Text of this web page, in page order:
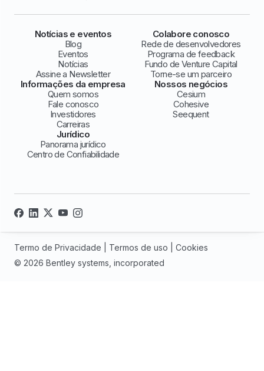
Notícias e eventos
Blog
Eventos
Notícias
Assine a Newsletter
Colabore conosco
Rede de desenvolvedores
Programa de feedback
Fundo de Venture Capital
Torne-se um parceiro
Informações da empresa
Quem somos
Fale conosco
Investidores
Carreiras
Nossos negócios
Cesium
Cohesive
Seequent
Jurídico
Panorama jurídico
Centro de Confiabilidade
© 2026 Bentley systems, incorporated
Termo de Privacidade Termos de uso Cookies